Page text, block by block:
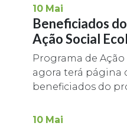
10 Mai
Beneficiados
Ação Social
Programa de Ação
agora terá página
beneficiados do
10 Mai